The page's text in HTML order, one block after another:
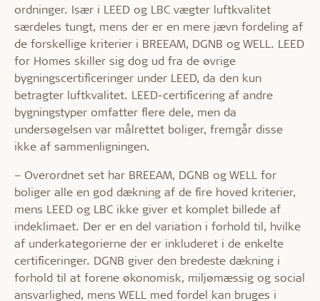
ordninger. Især i LEED og LBC vægter luftkvalitet
særdeles tungt, mens der er en mere jævn fordeling af
de forskellige kriterier i BREEAM, DGNB og WELL. LEED
for Homes skiller sig dog ud fra de øvrige
bygningscertificeringer under LEED, da den kun
betragter luftkvalitet. LEED-certificering af andre
bygningstyper omfatter flere dele, men da
undersøgelsen var målrettet boliger, fremgår disse
ikke af sammenligningen.
– Overordnet set har BREEAM, DGNB og WELL for
boliger alle en god dækning af de fire hoved kriterier,
mens LEED og LBC ikke giver et komplet billede af
indeklimaet. Der er en del variation i forhold til, hvilke
af underkategorierne der er inkluderet i de enkelte
certificeringer. DGNB giver den bredeste dækning i
forhold til at forene økonomisk, miljømæssig og social
ansvarlighed, mens WELL med fordel kan bruges i